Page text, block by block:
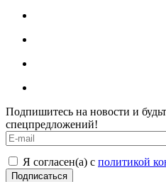
Подпишитесь на новости и
спецпредложений!
Я согласен(а) с политикой